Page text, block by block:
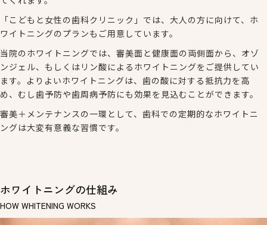
「こどもと女性の歯科クリニック」では、大人の方に向けて、ホ
ワイトニングのプランもご用意しています。
当院のホワイトニングでは、審美面と健康面の両側面から、オゾ
ンジェル、もしくはリン酸によるホワイトニングをご提供してい
ます。よりよいホワイトニングは、歯の酸に対する抵抗力を高
め、むし歯予防や歯周病予防にも効果を見込むことができます。
審美＋メンテナンスの一環として、歯科での定期的なホワイトニ
ングは大変有意義な習慣です。
ホワイトニングの仕組み
HOW WHITENING WORKS